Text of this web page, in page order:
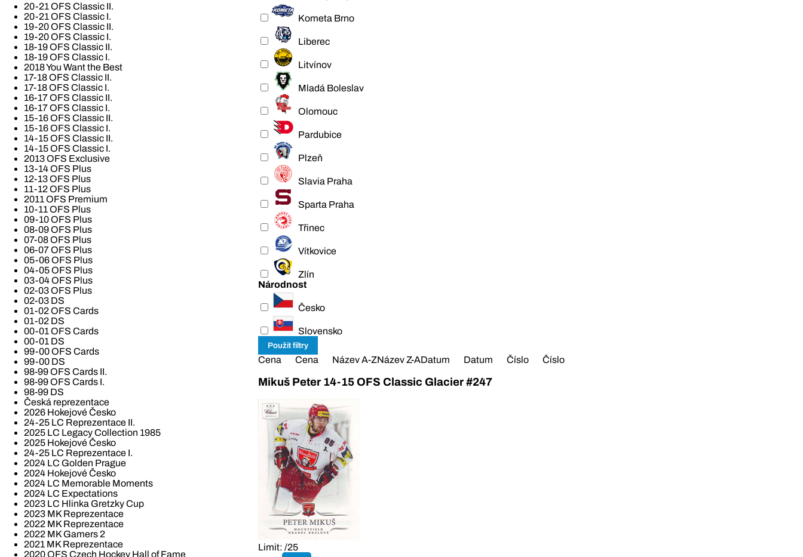
20-21 OFS Classic II.
20-21 OFS Classic I.
19-20 OFS Classic II.
19-20 OFS Classic I.
18-19 OFS Classic II.
18-19 OFS Classic I.
2018 You Want the Best
17-18 OFS Classic II.
17-18 OFS Classic I.
16-17 OFS Classic II.
16-17 OFS Classic I.
15-16 OFS Classic II.
15-16 OFS Classic I.
14-15 OFS Classic II.
14-15 OFS Classic I.
2013 OFS Exclusive
13-14 OFS Plus
12-13 OFS Plus
11-12 OFS Plus
2011 OFS Premium
10-11 OFS Plus
09-10 OFS Plus
08-09 OFS Plus
07-08 OFS Plus
06-07 OFS Plus
05-06 OFS Plus
04-05 OFS Plus
03-04 OFS Plus
02-03 OFS Plus
02-03 DS
01-02 OFS Cards
01-02 DS
00-01 OFS Cards
00-01 DS
99-00 OFS Cards
99-00 DS
98-99 OFS Cards II.
98-99 OFS Cards I.
98-99 DS
Česká reprezentace
2026 Hokejové Česko
24-25 LC Reprezentace II.
2025 LC Legacy Collection 1985
2025 Hokejové Česko
24-25 LC Reprezentace I.
2024 LC Golden Prague
2024 Hokejové Česko
2024 LC Memorable Moments
2024 LC Expectations
2023 LC Hlinka Gretzky Cup
2023 MK Reprezentace
2022 MK Reprezentace
2022 MK Gamers 2
2021 MK Reprezentace
2020 OFS Czech Hockey Hall of Fame
Kometa Brno
Liberec
Litvínov
Mladá Boleslav
Olomouc
Pardubice
Plzeň
Slavia Praha
Sparta Praha
Třinec
Vítkovice
Zlín
Národnost
Česko
Slovensko
Cena Cena Název A-ZNázev Z-ADatum Datum Číslo Číslo
Mikuš Peter 14-15 OFS Classic Glacier #247
Limit: /25